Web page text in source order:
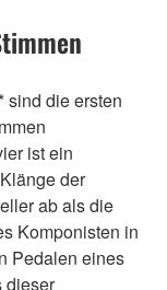
sind die ersten
ist ein
der
ab als die
Komponisten in
Pedalen eines
dieser